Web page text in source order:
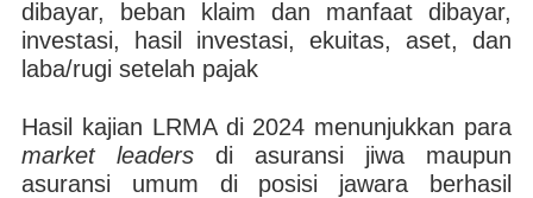
dibayar, beban klaim dan manfaat dibayar,
investasi, hasil investasi, ekuitas, aset, dan
laba/rugi setelah pajak
Hasil kajian LRMA di 2024 menunjukkan para
market leadersdi asuransi jiwa maupun
asuransi umum di posisi jawara berhasil